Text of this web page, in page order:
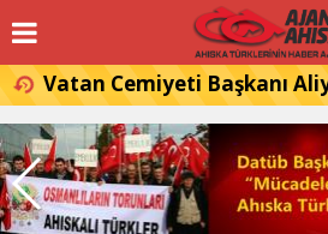
Vatan Cemiyeti Başkanı Aliyev: Ahıska